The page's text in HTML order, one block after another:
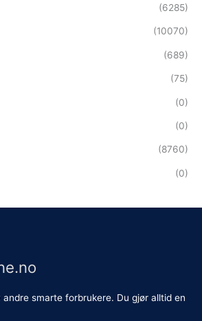
(6285)
(10070)
(689)
(75)
(0)
(0)
(8760)
(0)
smarte forbrukere. Du gjør alltid en